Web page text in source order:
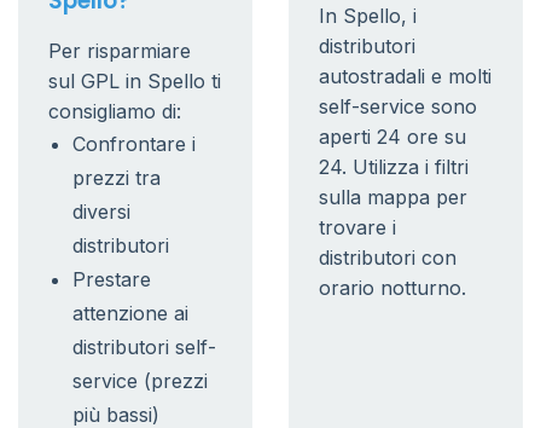
Per risparmiare
sul GPL in Spello ti
consigliamo di:
Confrontare i
prezzi tra
diversi
distributori
Prestare
attenzione ai
distributori self-
service (prezzi
più bassi)
In Spello, i
distributori
autostradali e molti
self-service sono
aperti 24 ore su
24. Utilizza i filtri
sulla mappa per
trovare i
distributori con
orario notturno.